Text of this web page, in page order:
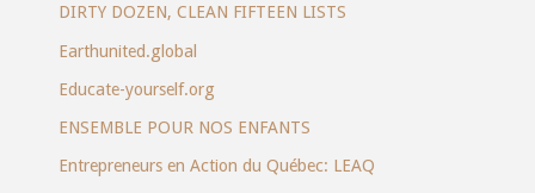
DIRTY DOZEN, CLEAN FIFTEEN LISTS
Earthunited.global
Educate-yourself.org
ENSEMBLE POUR NOS ENFANTS
Entrepreneurs en Action du Québec: LEAQ